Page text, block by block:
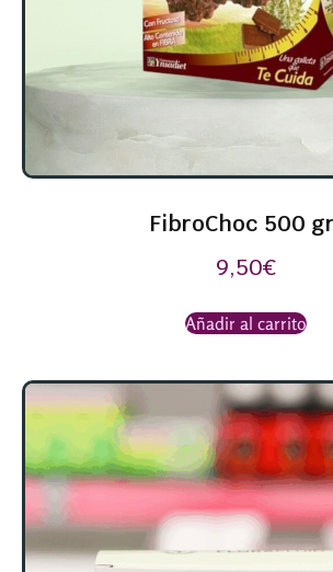
FibroChoc 500
9,50€
Añadir al carrito